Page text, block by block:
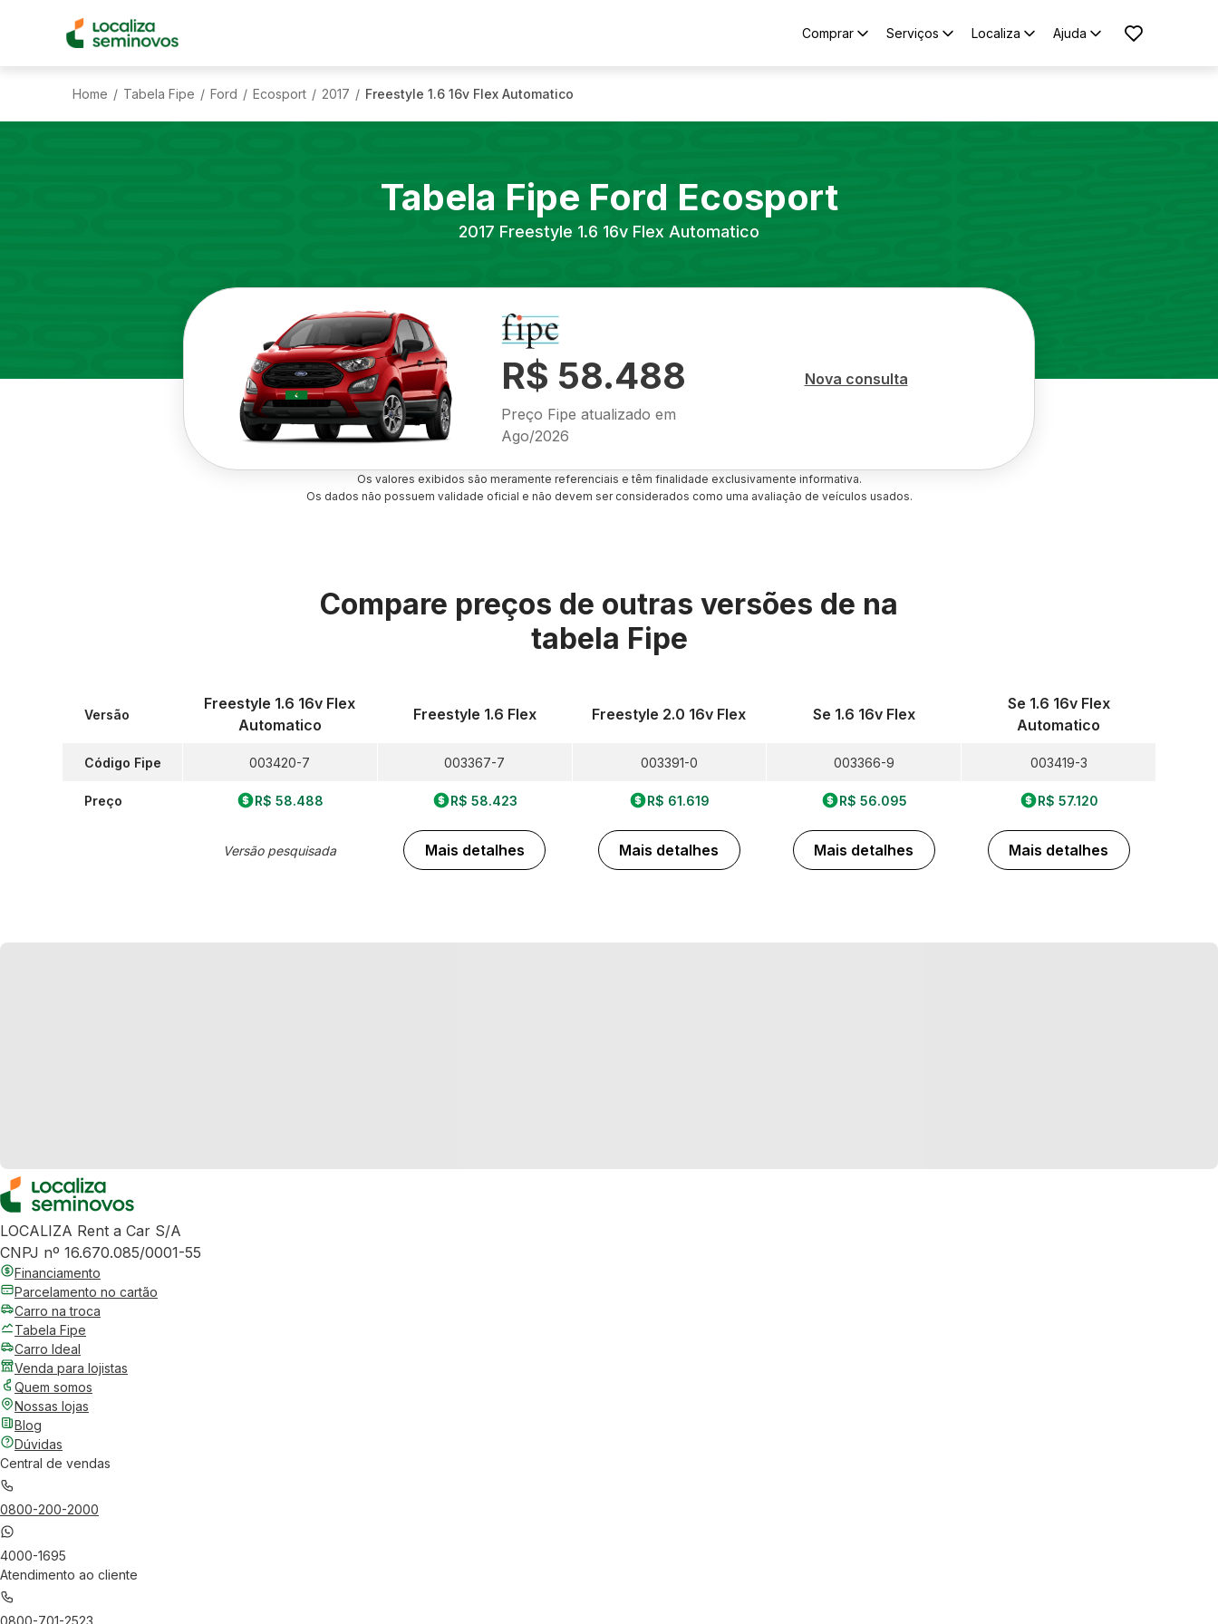
Comprar Serviços Localiza Ajuda
Home / Tabela Fipe / Ford / Ecosport / 2017 / Freestyle 1.6 16v Flex Automatico
Tabela Fipe Ford Ecosport
2017 Freestyle 1.6 16v Flex Automatico
R$ 58.488
Preço Fipe atualizado em
Ago/2026
Nova consulta
Os valores exibidos são meramente referenciais e têm finalidade exclusivamente informativa.
Os dados não possuem validade oficial e não devem ser considerados como uma avaliação de veículos usados.
Compare preços de outras versões de na
tabela Fipe
Versão
Código Fipe
Preço
Freestyle 1.6 16v Flex
Automatico
003420-7
R$ 58.488
Versão pesquisada
Freestyle 1.6 Flex
003367-7
R$ 58.423
Mais detalhes
Freestyle 2.0 16v Flex
003391-0
R$ 61.619
Mais detalhes
Se 1.6 16v Flex
003366-9
R$ 56.095
Mais detalhes
Se 1.6 16v Flex
Automatico
003419-3
R$ 57.120
Mais detalhes
LOCALIZA Rent a Car S/A
CNPJ nº 16.670.085/0001-55
Financiamento
Parcelamento no cartão
Carro na troca
Tabela Fipe
Carro Ideal
Venda para lojistas
Quem somos
Nossas lojas
Blog
Dúvidas
Central de vendas
0800-200-2000
4000-1695
Atendimento ao cliente
0800-701-2523